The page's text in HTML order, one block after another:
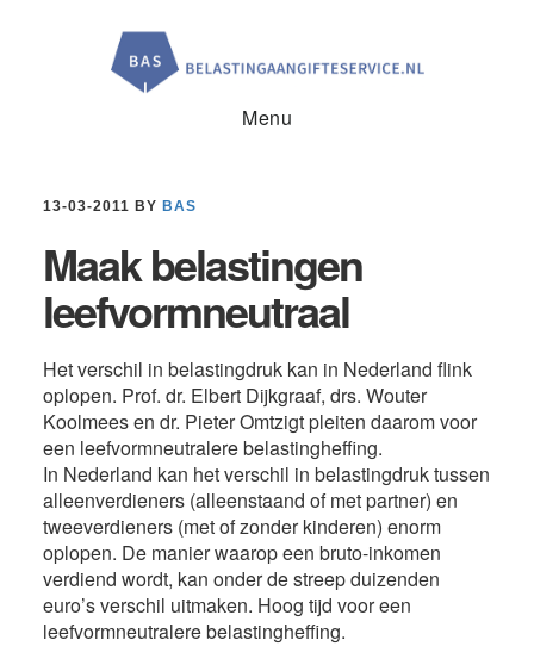
Menu
13-03-2011 BY BAS
Maak belastingen
leefvormneutraal
Het verschil in belastingdruk kan in Nederland flink
oplopen. Prof. dr. Elbert Dijkgraaf, drs. Wouter
Koolmees en dr. Pieter Omtzigt pleiten daarom voor
een leefvormneutralere belastingheffing.
In Nederland kan het verschil in belastingdruk tussen
alleenverdieners (alleenstaand of met partner) en
tweeverdieners (met of zonder kinderen) enorm
oplopen. De manier waarop een bruto-inkomen
verdiend wordt, kan onder de streep duizenden
euro’s verschil uitmaken. Hoog tijd voor een
leefvormneutralere belastingheffing.